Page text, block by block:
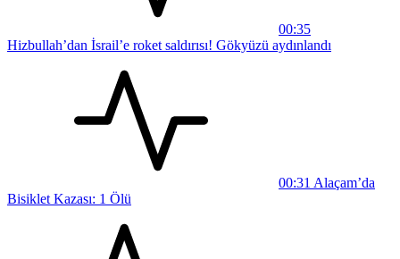
00:35
Hizbullah’dan İsrail’e roket saldırısı! Gökyüzü aydınlandı
00:31 Alaçam’da
Bisiklet Kazası: 1 Ölü